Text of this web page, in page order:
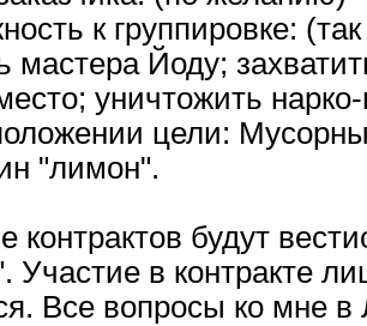
к группировке:
мастера Йоду;
уничтожить
цели:
"лимон".
контрактов будут
Участие в контракте
Все вопросы ко мне